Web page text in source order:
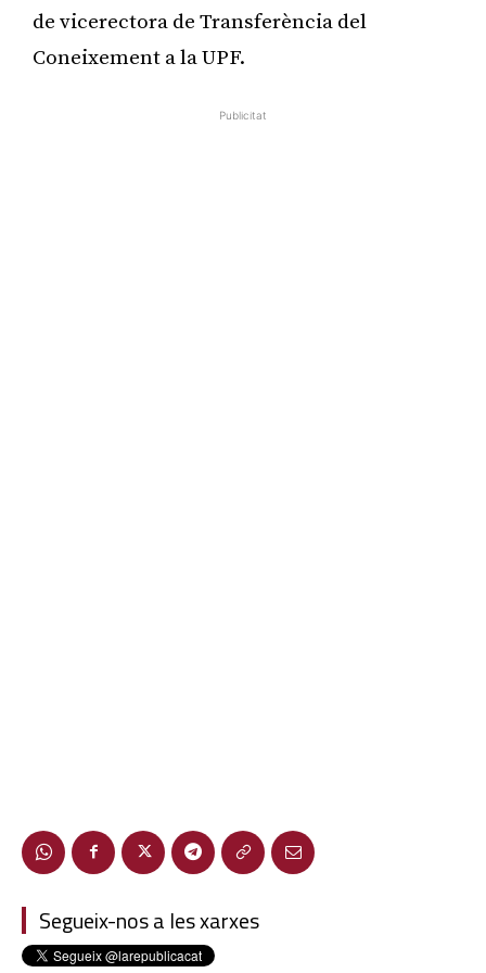
de vicerectora de Transferència del
Coneixement a la UPF.
Publicitat
Segueix-nos a les xarxes